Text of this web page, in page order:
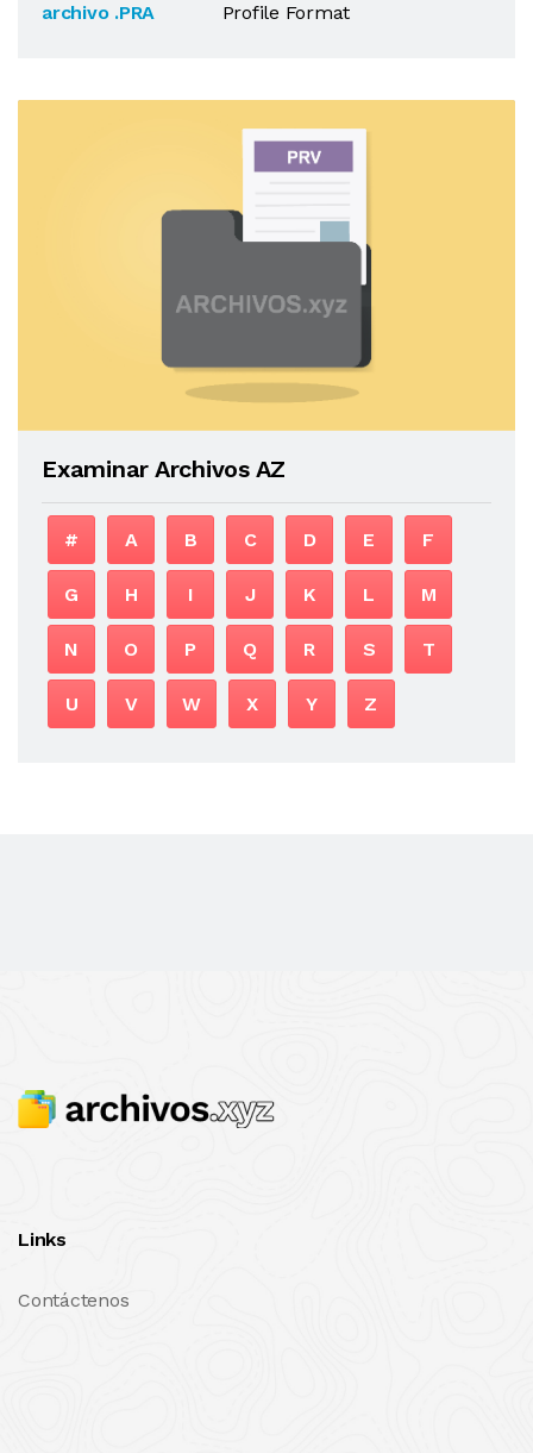
archivo .PRA
Profile Format
Examinar Archivos AZ
# A B C D E F
G H I J K L M
N O P Q R S T
U V W X Y Z
Links
Contáctenos